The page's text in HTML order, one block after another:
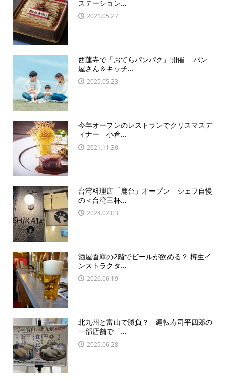
ステーション...
2021.05.27
西蓮寺で「おてらパンパク」開催 パン
屋さん＆キッチ...
2025.05.23
今年オープンのレストランでクリスマスデ
ィナー 小倉...
2021.11.30
台湾料理店「鹿台」オープン シェフ自慢
の＜台湾三杯...
2024.02.03
酒屋倉庫の2階でビールが飲める？ 樽生イ
ンストラクタ...
2026.06.19
北九州と富山で勝負？ 廻転寿司平四郎の
一部店舗で「...
2025.06.28